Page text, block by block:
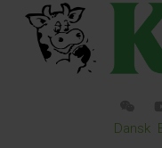
Dansk